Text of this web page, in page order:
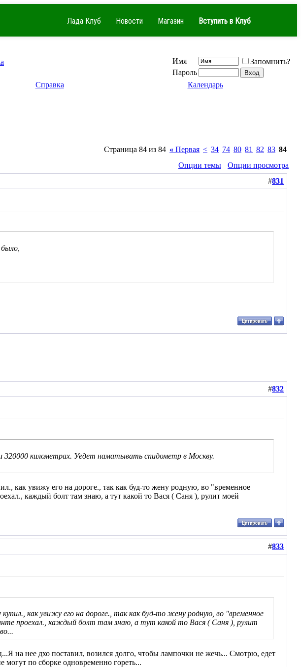
Лада Клуб Новости Магазин Вступить в Клуб
Имя
Запомнить?
Пароль
Справка Календарь
Страница 84 из 84 « Первая < 34 74 80 81 82 83 84
Опции темы
Опции просмотра
#831
#832
километрах. Уедет наматывать спидометр в Москву.
как увижу его на дороге., так как буд-то жену родную, во "временное
каждый болт там знаю, а тут какой то Вася ( Саня ), рулит моей
#833
как увижу его на дороге., так как буд-то жену родную, во "временное
проехал., каждый болт там знаю, а тут какой то Вася ( Саня ), рулит
на нее дхо поставил, возился долго, чтобы лампочки не жечь... Смотрю, едет
по сборке одновременно гореть...